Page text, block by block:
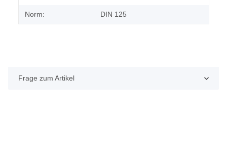
Norm: DIN 125
Frage zum Artikel